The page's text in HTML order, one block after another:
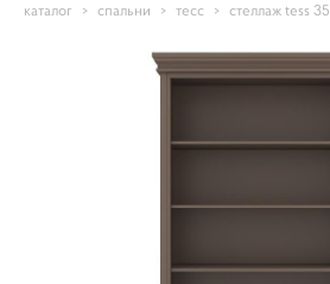
каталог > спальни > тесc > стеллаж tess 35